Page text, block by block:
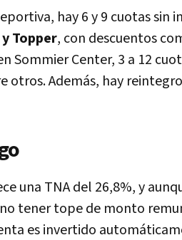
hay 6 y 9 cuotas sin
Topper, con descuentos
Sommier Center, 3 a 12
otros. Además, hay
una TNA del 26,8%, y
tener tope de monto
es invertido